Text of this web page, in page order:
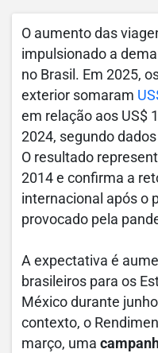
O aumento das
impulsionado a
no Brasil. Em 2025,
exterior somaram
em relação aos US$
2024, segundo
O resultado
2014 e confirma a
internacional após o
provocado pela
A expectativa é
brasileiros para os
México durante
contexto, o
março, uma